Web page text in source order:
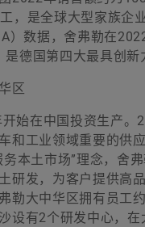
，是全球大型家族企
）数据，舍弗勒在
德国第四大最具创新
区
始在中国投资生产。
和工业领域重要的供
务本土市场”理念，舍
研发，为客户提供高
勒大中华区拥有员工
设有2个研发中心，在